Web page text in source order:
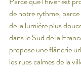
de notre rythme,
de la lumière plus
dans le Sud de la
propose une flânerie
les rues calmes de la